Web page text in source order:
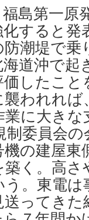
島第一原
すると
潮堤で
道沖で起
価したこ
われれ
に大き
制委員会
の建屋東
く。高
。東電
ってき